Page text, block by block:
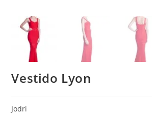
Vestido Lyon
Jodri